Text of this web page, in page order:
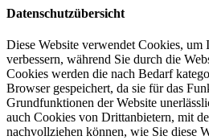
Datenschutzübersicht
Diese Website verwendet Cookies, um
verbessern, während Sie durch die
Cookies werden die nach Bedarf
Browser gespeichert, da sie für das
Grundfunktionen der Website
auch Cookies von Drittanbietern, mit
nachvollziehen können, wie Sie diese